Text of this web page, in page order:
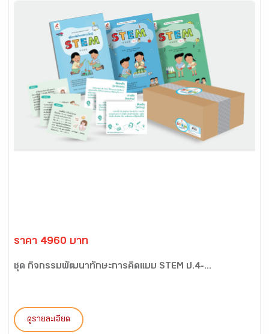
ราคา 4960 บาท
ชุด กิจกรรมพัฒนาทักษะการคิดแบบ STEM ป.4-...
ดูรายละเอียด